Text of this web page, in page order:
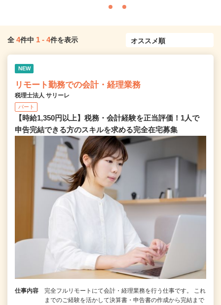
全 4件中 1 - 4件を表示
NEW
リモート勤務での会計・経理業務
税理士法人 サリーレ
パート
【時給1,350円以上】税務・会計経験を正当評価！1⼈で
申告完結できる⽅のスキルを求める完全在宅募集
仕事内容
完全フルリモートにて会計・経理業務を行う仕事です。 これ
までのご経験を活かして決算書・申告書の作成から完結まで